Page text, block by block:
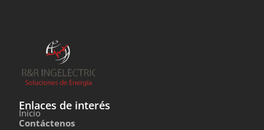
Enlaces de interés
Inicio
Contáctenos